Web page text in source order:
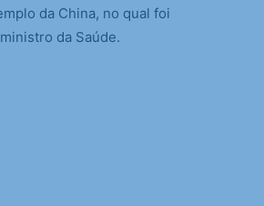
da China, no qual foi
da Saúde.